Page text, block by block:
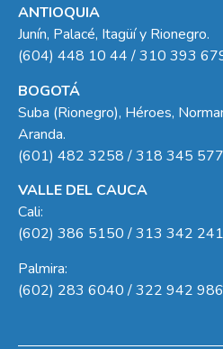
ANTIOQUIA
Junín, Palacé, Itagüí y Rionegro.
(604) 448 10 44 / 310 393
BOGOTÁ
Suba (Rionegro), Héroes,
Aranda.
(601) 482 3258 / 318 345
VALLE DEL CAUCA
Cali:
(602) 386 5150 / 313 342
Palmira:
(602) 283 6040 / 322 942